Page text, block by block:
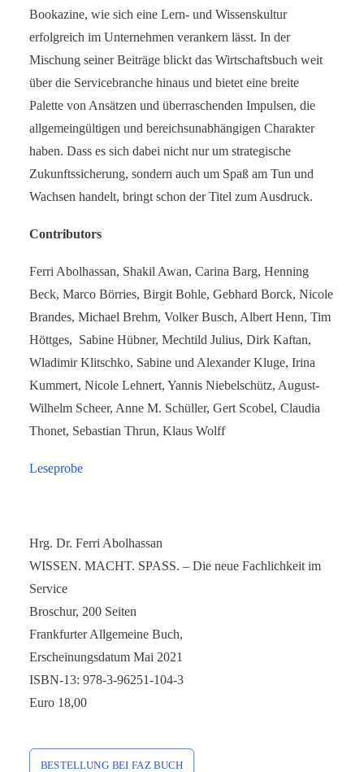
Bookazine, wie sich eine Lern- und Wissenskultur
erfolgreich im Unternehmen verankern lässt. In der
Mischung seiner Beiträge blickt das Wirtschaftsbuch weit
über die Servicebranche hinaus und bietet eine breite
Palette von Ansätzen und überraschenden Impulsen, die
allgemein­gültigen und bereichsunabhängigen Charakter
haben. Dass es sich dabei nicht nur um strategische
Zukunftssicherung, sondern auch um Spaß am Tun und
Wachsen handelt, bringt schon der Titel zum Ausdruck.
Contributors
Ferri Abolhassan, Shakil Awan, Carina Barg, Henning
Beck, Marco Börries, Birgit Bohle, Gebhard Borck, Nicole
Brandes, Michael Brehm, Volker Busch, Albert Henn, Tim
Höttges, Sabine Hübner, Mechtild Julius, Dirk Kaftan,
Wladimir Klitschko, Sabine und Alexander Kluge, Irina
Kummert, Nicole Lehnert, Yannis Niebelschütz, August-
Wilhelm Scheer, Anne M. Schüller, Gert Scobel, Claudia
Thonet, Sebastian Thrun, Klaus Wolff
Leseprobe
Hrg. Dr. Ferri Abolhassan
WISSEN. MACHT. SPASS. – Die neue Fachlichkeit im
Service
Broschur, 200 Seiten
Frankfurter Allgemeine Buch,
Erscheinungsdatum Mai 2021
ISBN-13: 978-3-96251-104-3
Euro 18,00
BESTELLUNG BEI FAZ BUCH